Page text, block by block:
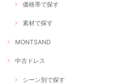
価格帯で探す
素材で探す
MONTSAND
中古ドレス
シーン別で探す